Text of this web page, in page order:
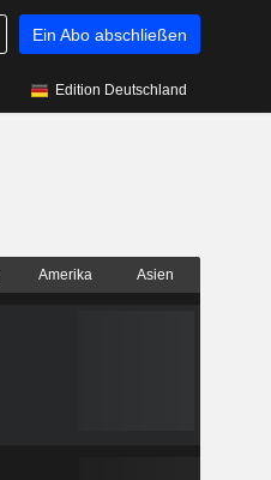
Ein Abo abschließen
Edition Deutschland
Amerika Asien